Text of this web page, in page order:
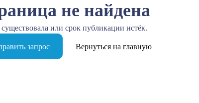
не найдена
или срок публикации истёк.
запрос Вернуться на главную